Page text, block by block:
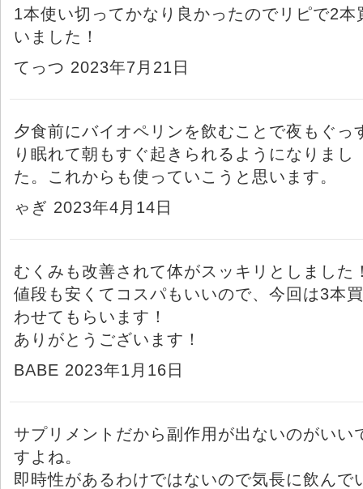
1本使い切ってかなり良かったのでリピで2本
いました！
てっつ 2023年7月21日
夕食前にバイオペリンを飲むことで夜もぐっ
り眠れて朝もすぐ起きられるようになりまし
た。これからも使っていこうと思います。
ゃぎ 2023年4月14日
むくみも改善されて体がスッキリとしました
値段も安くてコスパもいいので、今回は3本買
わせてもらいます！
ありがとうございます！
BABE 2023年1月16日
サプリメントだから副作用が出ないのがいい
すよね。
即時性があるわけではないので気長に飲んで